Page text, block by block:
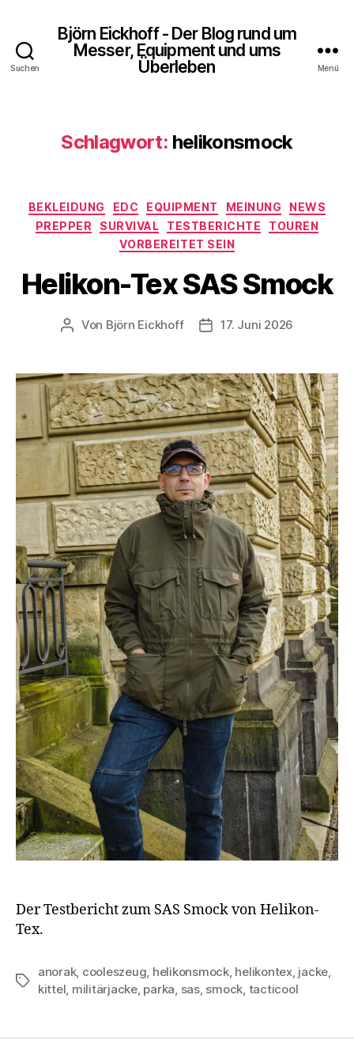
Suchen
Björn Eickhoff - Der Blog rund um
Messer, Equipment und ums
Überleben
Menü
Schlagwort: helikonsmock
Kategorien
BEKLEIDUNG EDC EQUIPMENT MEINUNG
NEWS
PREPPER
SURVIVAL TESTBERICHTE
TOUREN
VORBEREITET SEIN
Helikon-Tex SAS Smock
Beitragsautor
Von Björn Eickhoff Veröffentlichungsdatum
17. Juni 2026
Der Testbericht zum SAS Smock von Helikon-
Tex.
Schlagwörter
anorak, cooleszeug helikonsmock, helikontex, jacke
kittel militärjacke, parka sas, smock tacticool